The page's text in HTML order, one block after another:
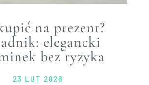
na prezent?
elegancki
bez ryzyka
23 LUT 2026